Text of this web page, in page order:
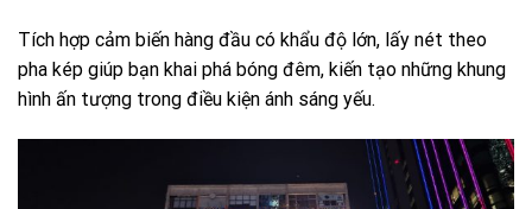
Tích hợp cảm biến hàng đầu có khẩu độ lớn, lấy nét theo
pha kép giúp bạn khai phá bóng đêm, kiến tạo những khung
hình ấn tượng trong điều kiện ánh sáng yếu.